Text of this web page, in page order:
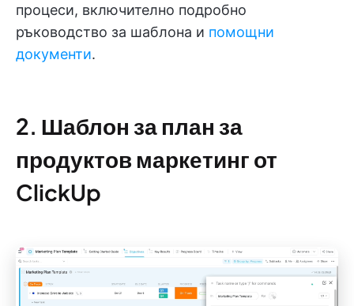
процеси, включително подробно
ръководство за шаблона и помощни
документи.
2. Шаблон за план за
продуктов маркетинг от
ClickUp